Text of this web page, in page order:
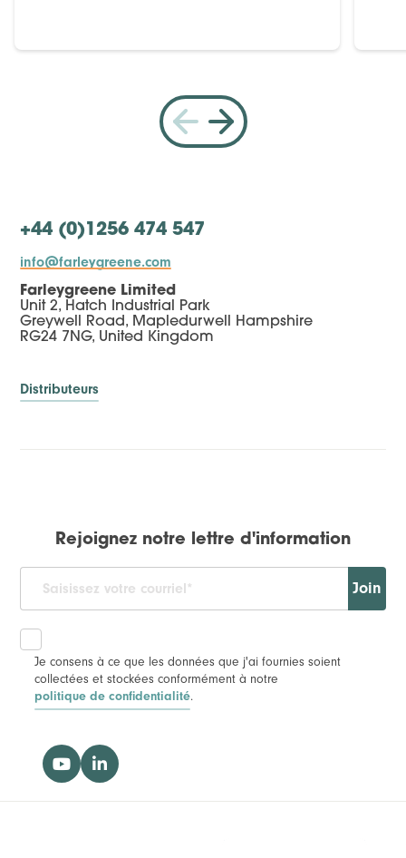
+44 (0)1256 474 547
info@farleygreene.com
Farleygreene Limited
Unit 2, Hatch Industrial Park
Greywell Road, Mapledurwell Hampshire
RG24 7NG, United Kingdom
Distributeurs
Rejoignez notre lettre d'information
Join
Je consens à ce que les données que j'ai fournies soient
collectées et stockées conformément à notre
politique de confidentialité.